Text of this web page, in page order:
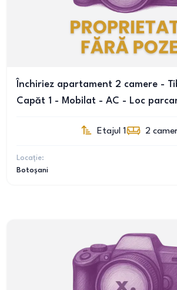
Închiriez apartament 2 camere -
Capăt 1 - Mobilat - AC - Loc
Etajul 1 2
Locație:
Botoșani